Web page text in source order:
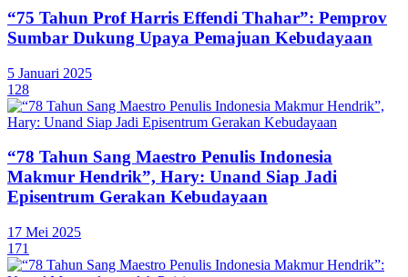
“75 Tahun Prof Harris Effendi Thahar”: Pemprov
Sumbar Dukung Upaya Pemajuan Kebudayaan
5 Januari 2025
128
“78 Tahun Sang Maestro Penulis Indonesia
Makmur Hendrik”, Hary: Unand Siap Jadi
Episentrum Gerakan Kebudayaan
17 Mei 2025
171